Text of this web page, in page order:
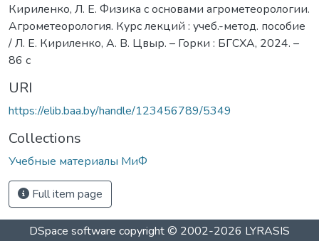
Кириленко, Л. Е. Физика с основами агрометеорологии.
Агрометеорология. Курс лекций : учеб.-метод. пособие
/ Л. Е. Кириленко, А. В. Цвыр. – Горки : БГСХА, 2024. –
86 с
URI
https://elib.baa.by/handle/123456789/5349
Collections
Учебные материалы МиФ
Full item page
DSpace software copyright © 2002-2026 LYRASIS